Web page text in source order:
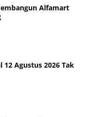
Alfamart
12 Agustus 2026 Tak